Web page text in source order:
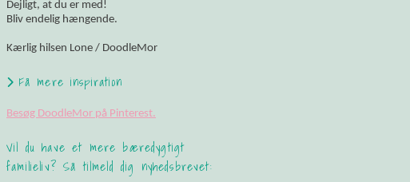
Dejligt, at du er med!
Bliv endelig hængende.
Kærlig hilsen Lone / DoodleMor
Få mere inspiration
Besøg DoodleMor på Pinterest.
Vil du have et mere bæredygtigt
familieliv? Så tilmeld dig nyhedsbrevet: